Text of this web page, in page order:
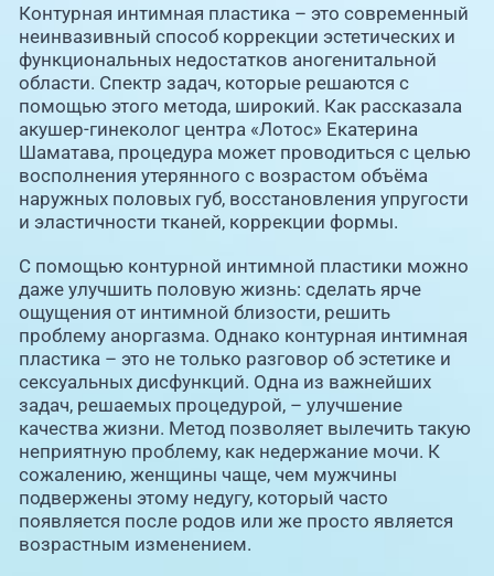
Контурная интимная пластика – это современный
неинвазивный способ коррекции эстетических и
функциональных недостатков аногенитальной
области. Спектр задач, которые решаются с
помощью этого метода, широкий. Как рассказала
акушер-гинеколог центра «Лотос» Екатерина
Шаматава, процедура может проводиться с целью
восполнения утерянного с возрастом объёма
наружных половых губ, восстановления упругости
и эластичности тканей, коррекции формы.
С помощью контурной интимной пластики можно
даже улучшить половую жизнь: сделать ярче
ощущения от интимной близости, решить
проблему аноргазма. Однако контурная интимная
пластика – это не только разговор об эстетике и
сексуальных дисфункций. Одна из важнейших
задач, решаемых процедурой, – улучшение
качества жизни. Метод позволяет вылечить такую
неприятную проблему, как недержание мочи. К
сожалению, женщины чаще, чем мужчины
подвержены этому недугу, который часто
появляется после родов или же просто является
возрастным изменением.